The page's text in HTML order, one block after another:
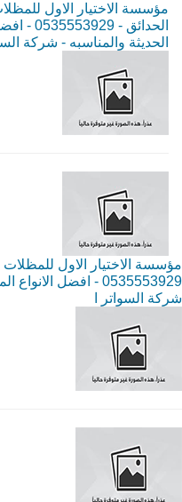
مؤسسة الاختيار الاول
الحدائق
الحديثة والمناسبه - شركة
مؤسسة الاختيار الاول
0535553929 - افضل
شركة السواتر ا